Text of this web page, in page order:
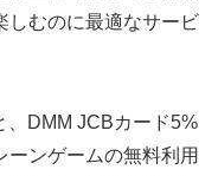
しむのに最適なサービ
、DMM JCBカード5%
ンゲームの無料利用